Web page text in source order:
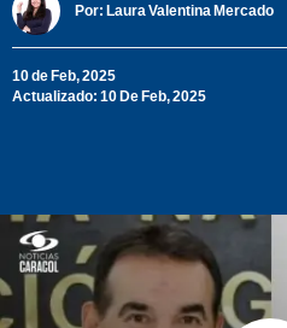
Por: Laura Valentina Mercado
10 de Feb, 2025
Actualizado: 10 De Feb, 2025